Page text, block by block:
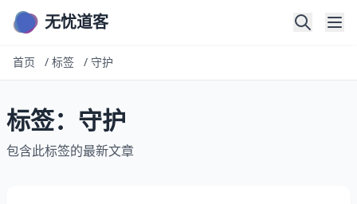
无忧道客
首页 / 标签 / 守护
标签：守护
包含此标签的最新文章